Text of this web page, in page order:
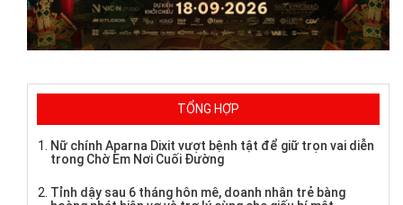
TỔNG HỢP
Nữ chính Aparna Dixit vượt bệnh tật để giữ trọn vai diễn
trong Chờ Em Nơi Cuối Đường
Tỉnh dậy sau 6 tháng hôn mê, doanh nhân trẻ bàng